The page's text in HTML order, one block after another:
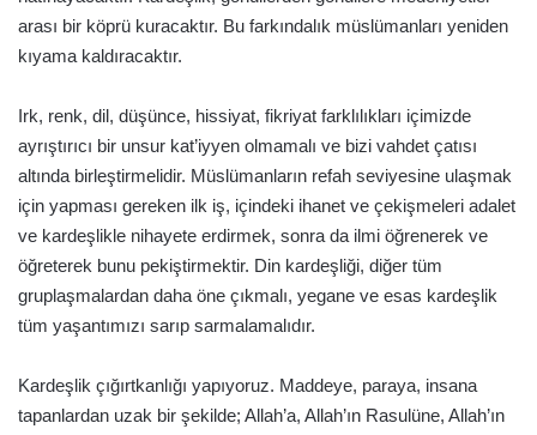
arası bir köprü kuracaktır. Bu farkındalık müslümanları yeniden
kıyama kaldıracaktır.
Irk, renk, dil, düşünce, hissiyat, fikriyat farklılıkları içimizde
ayrıştırıcı bir unsur kat’iyyen olmamalı ve bizi vahdet çatısı
altında birleştirmelidir. Müslümanların refah seviyesine ulaşmak
için yapması gereken ilk iş, içindeki ihanet ve çekişmeleri adalet
ve kardeşlikle nihayete erdirmek, sonra da ilmi öğrenerek ve
öğreterek bunu pekiştirmektir. Din kardeşliği, diğer tüm
gruplaşmalardan daha öne çıkmalı, yegane ve esas kardeşlik
tüm yaşantımızı sarıp sarmalamalıdır.
Kardeşlik çığırtkanlığı yapıyoruz. Maddeye, paraya, insana
tapanlardan uzak bir şekilde; Allah’a, Allah’ın Rasulüne, Allah’ın